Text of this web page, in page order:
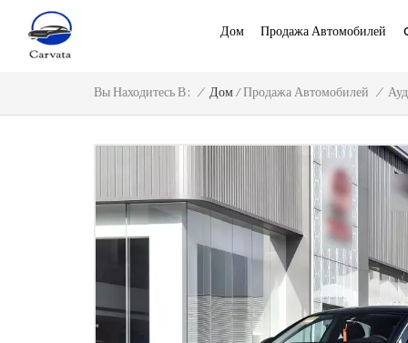
Дом Продажа Автомобилей
Вы Находитесь В : / Дом /Продажа Автомобилей /